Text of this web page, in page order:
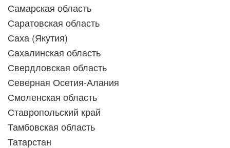
Самарская область
Саратовская область
Саха (Якутия)
Сахалинская область
Свердловская область
Северная Осетия-Алания
Смоленская область
Ставропольский край
Тамбовская область
Татарстан